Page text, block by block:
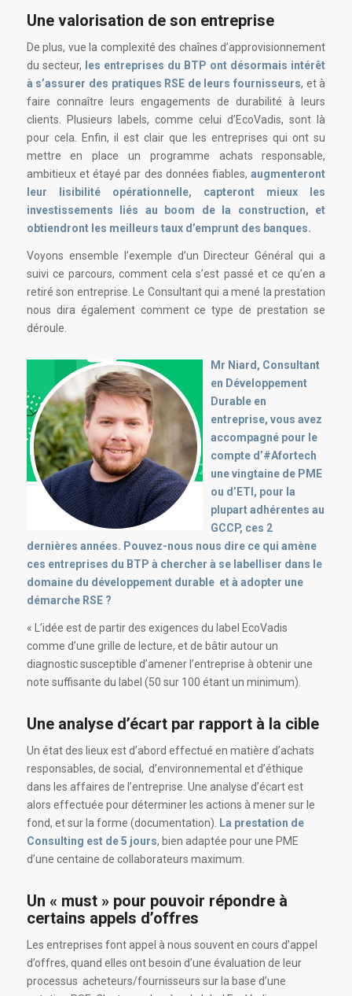
Une valorisation de son entreprise
De plus, vue la complexité des chaînes d’approvisionnement
du secteur,
les entreprises du BTP ont désormais intérêt
à s’assurer des pratiques RSE de leurs fournisseurs, et à
faire connaître leurs engagements de durabilité à leurs
clients. Plusieurs labels, comme celui d’EcoVadis, sont là
pour cela. Enfin, il est clair que les entreprises qui ont su
mettre en place un programme achats responsable,
ambitieux et étayé par des données fiables,augmenteront
leur lisibilité opérationnelle, capteront mieux les
investissements liés au boom de la construction, et
obtiendront les meilleurs taux d’emprunt des banques.
Voyons ensemble l’exemple d’un Directeur Général qui a
suivi ce parcours, comment cela s’est passé et ce qu’en a
retiré son entreprise. Le Consultant qui a mené la prestation
nous dira également comment ce type de prestation se
déroule.
Mr Niard, Consultant
en Développement
Durable en
entreprise, vous avez
accompagné pour le
compte d’#Afortech
une vingtaine de PME
ou d’ETI, pour la
plupart adhérentes au
GCCP, ces 2
dernières années. Pouvez-nous nous dire ce qui amène
ces entreprises du BTP à chercher à se labelliser dans le
domaine du développement durable et à adopter une
démarche RSE ?
« L’idée est de partir des exigences du label EcoVadis
comme d’une grille de lecture, et de bâtir autour un
diagnostic susceptible d’amener l’entreprise à obtenir une
note suffisante du label (50 sur 100 étant un minimum).
Une analyse d’écart par rapport à la cible
Un état des lieux est d’abord effectué en matière d’achats
responsables, de social, d’environnemental et d’éthique
dans les affaires de l’entreprise. Une analyse d’écart est
alors effectuée pour déterminer les actions à mener sur le
fond, et sur la forme (documentation).
La prestation de
Consulting est de 5 jours, bien adaptée pour une PME
d’une centaine de collaborateurs maximum.
Un « must » pour pouvoir répondre à
certains appels d’offres
Les entreprises font appel à nous souvent en cours d’appel
d’offres, quand elles ont besoin d’une évaluation de leur
processus acheteurs/fournisseurs sur la base d’une